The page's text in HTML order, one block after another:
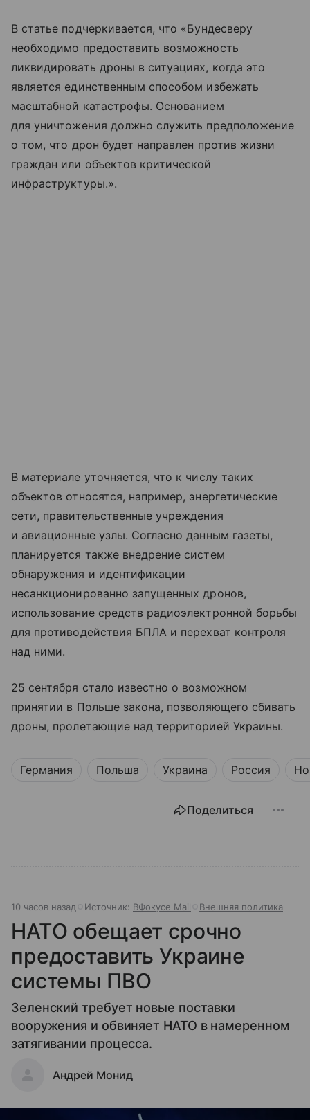
В статье подчеркивается, что «Бундесверу
необходимо предоставить возможность
ликвидировать дроны в ситуациях, когда это
является единственным способом избежать
масштабной катастрофы. Основанием
для уничтожения должно служить предположение
о том, что дрон будет направлен против жизни
граждан или объектов критической
инфраструктуры.».
В материале уточняется, что к числу таких
объектов относятся, например, энергетические
сети, правительственные учреждения
и авиационные узлы. Согласно данным газеты,
планируется также внедрение систем
обнаружения и идентификации
несанкционированно запущенных дронов,
использование средств радиоэлектронной борьбы
для противодействия БПЛА и перехват контроля
над ними.
25 сентября стало известно о возможном
принятии в Польше закона, позволяющего сбивать
дроны, пролетающие над территорией Украины.
Германия Польша Украина Россия
Поделиться
10 часов назад Источник: ВФокусе Mail Внешняя политика
НАТО обещает срочно
предоставить Украине
системы ПВО
Зеленский требует новые поставки
вооружения и обвиняет НАТО в намеренном
затягивании процесса.
Андрей Монид